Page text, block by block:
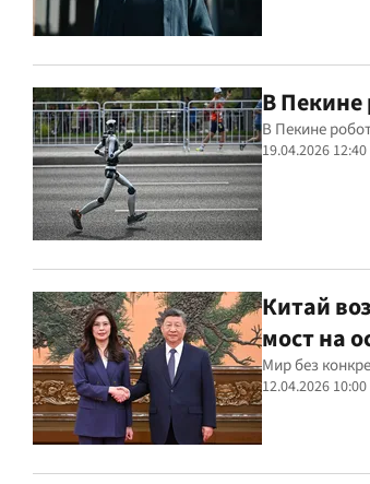
В Пекине
В Пекине
19.04.2026 12:40
Китай
мост на
Мир без
12.04.2026 10:00